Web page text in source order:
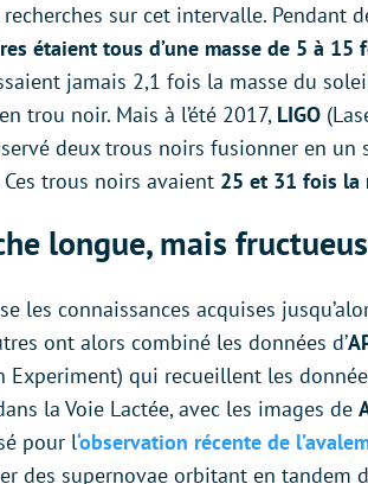
sur cet intervalle. Pendant
étaient tous d’une masse de 5 à 15
jamais 2,1 fois la masse du
trou noir. Mais à l’été 2017, LIGO
deux trous noirs fusionner en
Ces trous noirs avaient 25 et 31 fois la
longue, mais
les connaissances acquises
ont alors combiné les données d’
Experiment) qui recueillent les
la Voie Lactée, avec les images de
pour l‘observation récente de
des supernovae orbitant en tandem